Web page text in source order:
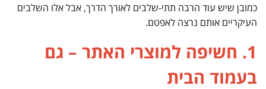
כמובן שיש עוד הרבה תתי-שלבים לאורך הדרך, אבל אלו השלבים
העיקריים אותם נרצה לאפטם.
1. חשיפה למוצרי האתר – גם
בעמוד הבית